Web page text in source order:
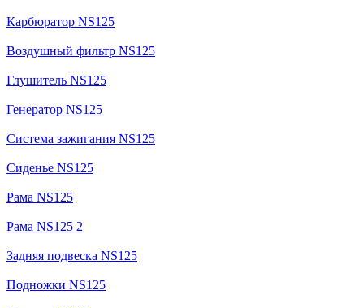
Карбюратор NS125
Воздушный фильтр NS125
Глушитель NS125
Генератор NS125
Система зажигания NS125
Сиденье NS125
Рама NS125
Рама NS125 2
Задняя подвеска NS125
Подножки NS125